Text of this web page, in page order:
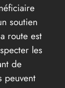
soutien
route est
les
de
peuvent